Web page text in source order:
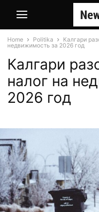
Home Politika
Калгари
недвижимость за 2026 год
Калгари
налог на
2026 год